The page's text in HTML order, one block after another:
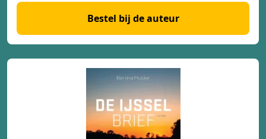
Bestel bij de auteur